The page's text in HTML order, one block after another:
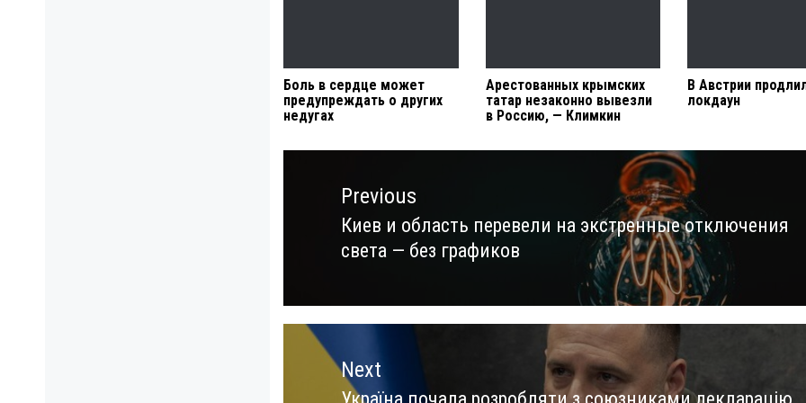
Боль в сердце может
предупреждать о других
недугах
Арестованных крымских
татар незаконно вывезли
в Россию, — Климкин
В Австрии
локдаун
Навигация
записямPrevious
Previous
post:
Киев и область перевели на экстренные отключения
света — без графиков
Next